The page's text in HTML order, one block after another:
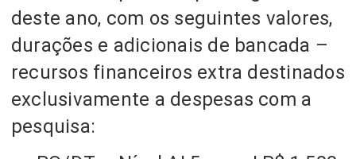
deste ano, com os seguintes valores,
durações e adicionais de bancada –
recursos financeiros extra destinados
exclusivamente a despesas com a
pesquisa: